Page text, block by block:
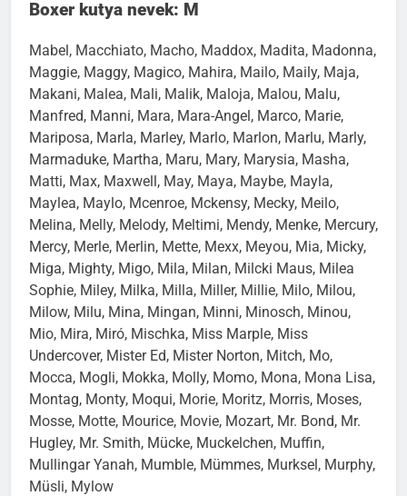
Boxer kutya nevek: M
Mabel, Macchiato, Macho, Maddox, Madita, Madonna,
Maggie, Maggy, Magico, Mahira, Mailo, Maily, Maja,
Makani, Malea, Mali, Malik, Maloja, Malou, Malu,
Manfred, Manni, Mara, Mara-Angel, Marco, Marie,
Mariposa, Marla, Marley, Marlo, Marlon, Marlu, Marly,
Marmaduke, Martha, Maru, Mary, Marysia, Masha,
Matti, Max, Maxwell, May, Maya, Maybe, Mayla,
Maylea, Maylo, Mcenroe, Mckensy, Mecky, Meilo,
Melina, Melly, Melody, Meltimi, Mendy, Menke, Mercury,
Mercy, Merle, Merlin, Mette, Mexx, Meyou, Mia, Micky,
Miga, Mighty, Migo, Mila, Milan, Milcki Maus, Milea
Sophie, Miley, Milka, Milla, Miller, Millie, Milo, Milou,
Milow, Milu, Mina, Mingan, Minni, Minosch, Minou,
Mio, Mira, Miró, Mischka, Miss Marple, Miss
Undercover, Mister Ed, Mister Norton, Mitch, Mo,
Mocca, Mogli, Mokka, Molly, Momo, Mona, Mona Lisa,
Montag, Monty, Moqui, Morie, Moritz, Morris, Moses,
Mosse, Motte, Mourice, Movie, Mozart, Mr. Bond, Mr.
Hugley, Mr. Smith, Mücke, Muckelchen, Muffin,
Mullingar Yanah, Mumble, Mümmes, Murksel, Murphy,
Müsli, Mylow